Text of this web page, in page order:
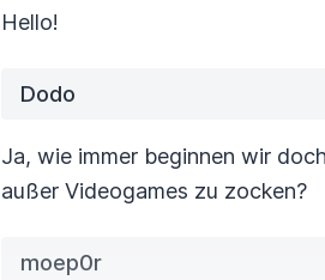
Hello!
Dodo
Ja, wie immer beginnen wir
außer Videogames zu zocken?
moep0r